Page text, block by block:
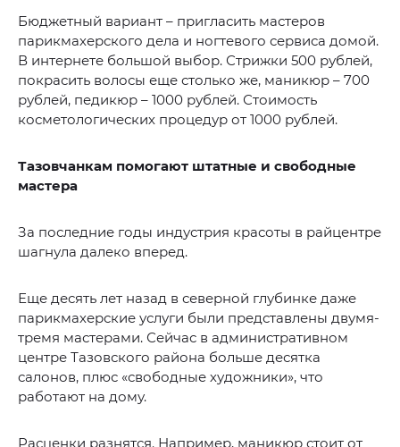
Бюджетный вариант – пригласить мастеров
парикмахерского дела и ногтевого сервиса домой.
В интернете большой выбор. Стрижки 500 рублей,
покрасить волосы еще столько же, маникюр – 700
рублей, педикюр – 1000 рублей. Стоимость
косметологических процедур от 1000 рублей.
Тазовчанкам помогают штатные и свободные
мастера
За последние годы индустрия красоты в райцентре
шагнула далеко вперед.
Еще десять лет назад в северной глубинке даже
парикмахерские услуги были представлены двумя-
тремя мастерами. Сейчас в административном
центре Тазовского района больше десятка
салонов, плюс «свободные художники», что
работают на дому.
Расценки разнятся. Например, маникюр стоит от